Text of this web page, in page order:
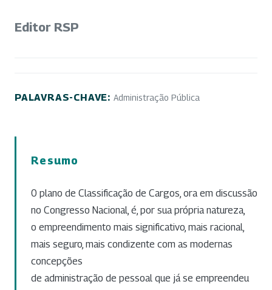
Editor RSP
PALAVRAS-CHAVE: Administração Pública
Resumo
0 plano de Classificação de Cargos, ora em discussão
no Congresso Nacional, é, por sua própria natureza,
o empreendimento mais significativo, mais racional,
mais seguro, mais condizente com as modernas
concepções
de administração de pessoal que já se empreendeu